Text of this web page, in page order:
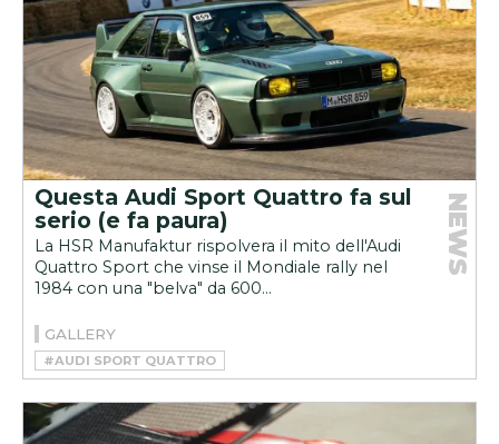
Questa Audi Sport Quattro fa sul
serio (e fa paura)
La HSR Manufaktur rispolvera il mito dell'Audi
Quattro Sport che vinse il Mondiale rally nel
1984 con una "belva" da 600...
NEWS
GALLERY
#AUDI SPORT QUATTRO
#HSR MANUFAKTUR
#RESTOMOD